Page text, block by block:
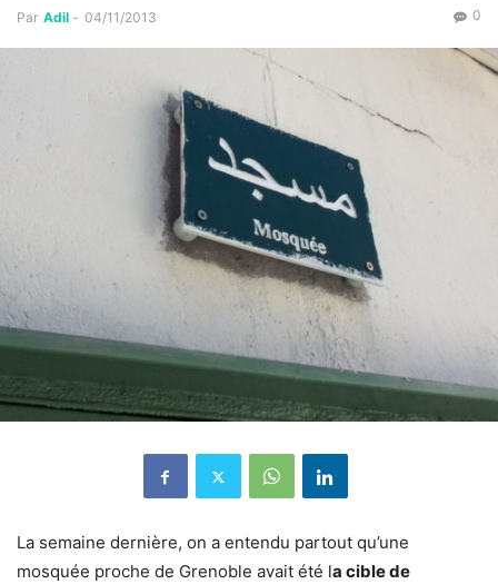
Par Adil - 04/11/2013 0
La semaine dernière, on a entendu partout qu’une
mosquée proche de Grenoble avait été la cible de